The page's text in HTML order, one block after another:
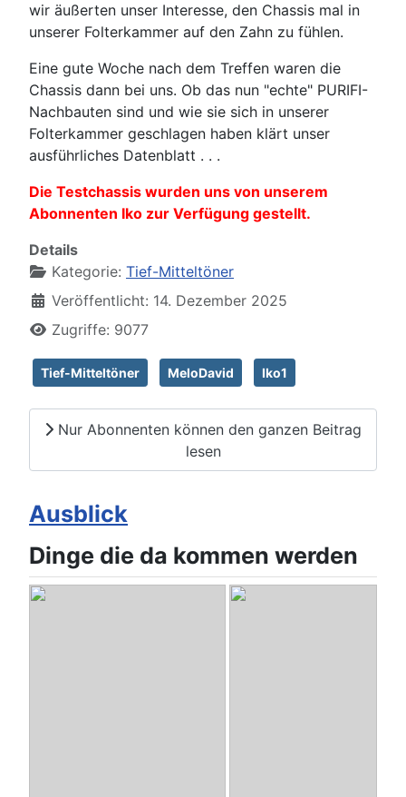
wir äußerten unser Interesse, den Chassis mal in
unserer Folterkammer auf den Zahn zu fühlen.
Eine gute Woche nach dem Treffen waren die
Chassis dann bei uns. Ob das nun "echte" PURIFI-
Nachbauten sind und wie sie sich in unserer
Folterkammer geschlagen haben klärt unser
ausführliches Datenblatt . . .
Die Testchassis wurden uns von unserem
Abonnenten Iko zur Verfügung gestellt.
Details
Kategorie: Tief-Mitteltöner
Veröffentlicht: 14. Dezember 2025
Zugriffe: 9077
Tief-Mitteltöner MeloDavid Iko1
Nur Abonnenten können den ganzen Beitrag
lesen
Ausblick
Dinge die da kommen werden